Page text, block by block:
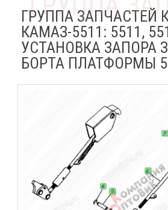
ГРУППА ЗАПЧАСТЕЙ
КАМАЗ-5511: 5511,
УСТАНОВКА ЗАПОРА
БОРТА ПЛАТФОРМЫ